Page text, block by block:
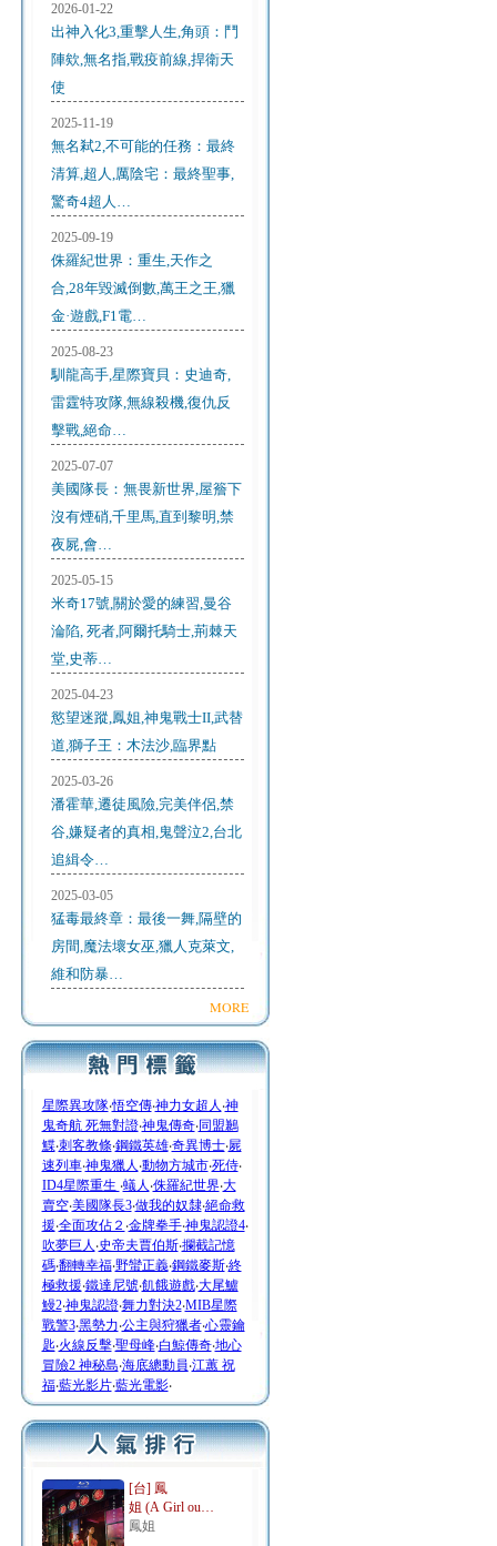
2026-01-22
出神入化3,重擊人生,角頭：鬥
陣欸,無名指,戰疫前線,捍衛天
使
2025-11-19
無名弒2,不可能的任務：最終
清算,超人,厲陰宅：最終聖事,
驚奇4超人…
2025-09-19
侏羅紀世界：重生,天作之
合,28年毀滅倒數,萬王之王,獵
金·遊戲,F1電…
2025-08-23
馴龍高手,星際寶貝：史迪奇,
雷霆特攻隊,無線殺機,復仇反
擊戰,絕命…
2025-07-07
美國隊長：無畏新世界,屋簷下
沒有煙硝,千里馬,直到黎明,禁
夜屍,會…
2025-05-15
米奇17號,關於愛的練習,曼谷
淪陷, 死者,阿爾托騎士,荊棘天
堂,史蒂…
2025-04-23
慾望迷蹤,鳳姐,神鬼戰士II,武替
道,獅子王：木法沙,臨界點
2025-03-26
潘霍華,遷徒風險,完美伴侶,禁
谷,嫌疑者的真相,鬼聲泣2,台北
追緝令…
2025-03-05
猛毒最終章：最後一舞,隔壁的
房間,魔法壞女巫,獵人克萊文,
維和防暴…
MORE
星際異攻隊‧悟空傳‧神力女超人 ‧神
鬼奇航 死無對證‧神鬼傳奇‧同盟鶼
鰈‧刺客教條‧鋼鐵英雄‧奇異博士‧屍
速列車‧神鬼獵人 ‧動物方城市‧死侍‧
ID4星際重生 ‧蟻人 ‧侏羅紀世界‧大
賣空‧美國隊長3‧做我的奴隸‧絕命救
援‧全面攻佔２ ‧金牌拳手‧神鬼認證4‧
吹夢巨人 ‧史帝夫賈伯斯‧攔截記憶
碼‧翻轉幸福‧野蠻正義‧鋼鐵麥斯‧終
極救援‧鐵達尼號‧飢餓遊戲‧大尾鱸
鰻2‧神鬼認證‧舞力對決2‧MIB星際
戰警3‧黑勢力‧公主與狩獵者‧心靈鑰
匙‧火線反擊‧聖母峰‧白鯨傳奇‧地心
冒險2 神秘島‧海底總動員‧江蕙 祝
福‧藍光影片‧藍光電影‧
[台] 鳳
姐 (A Girl ou…
鳳姐